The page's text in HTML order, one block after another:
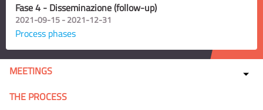
Fase 4 - Disseminazione (follow-up)
2021-09-15 - 2021-12-31
Process phases
MEETINGS
THE PROCESS